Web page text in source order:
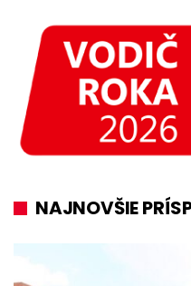
NAJNOVŠIE